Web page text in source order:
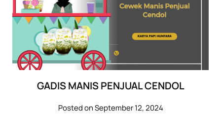
GADIS MANIS PENJUAL CENDOL
Posted on September 12, 2024